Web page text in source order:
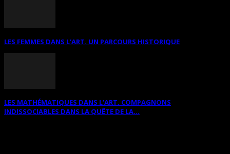
LES FEMMES DANS L’ART. UN PARCOURS HISTORIQUE
LES MATHÉMATIQUES DANS L’ART. COMPAGNONS
INDISSOCIABLES DANS LA QUÊTE DE LA...